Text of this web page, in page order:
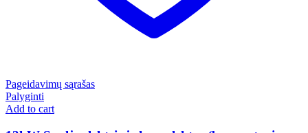
Pageidavimų sąrašas
Palyginti
Add to cart